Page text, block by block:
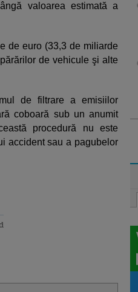
valoarea estimată a
de euro (33,3 de miliarde
de vehicule şi alte
de filtrare a emisiilor
coboară sub un anumit
procedură nu este
accident sau a pagubelor